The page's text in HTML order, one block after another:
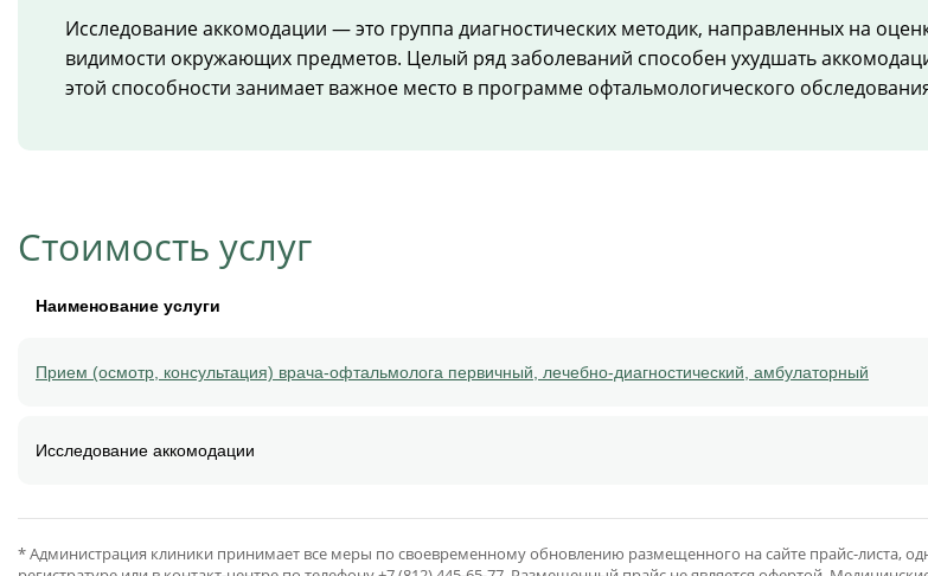
Исследование аккомодации — это группа диагностических методик, направленных на
видимости окружающих предметов. Целый ряд заболеваний способен ухудшать
этой способности занимает важное место в программе офтальмологического
Стоимость услуг
Наименование услуги
Прием (осмотр, консультация) врача-офтальмолога первичный, лечебно-диагностический, амбулаторный
Исследование аккомодации
* Администрация клиники принимает все меры по своевременному обновлению размещенного на сайте прайс-листа,